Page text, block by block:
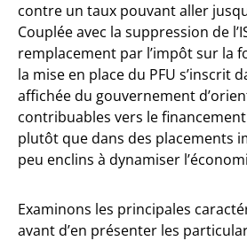
contre un taux pouvant aller
Couplée avec la suppression de
remplacement par l’impôt sur la
la mise en place du PFU s’inscrit
affichée du gouvernement
contribuables vers le
plutôt que dans des placements
peu enclins à dynamiser
Examinons les principales
avant d’en présenter les